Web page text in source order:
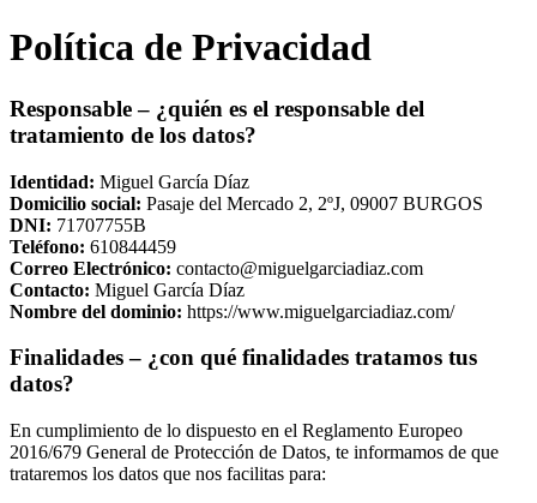
Política de Privacidad
Responsable – ¿quién es el responsable del
tratamiento de los datos?
Identidad: Miguel García Díaz
Domicilio social: Pasaje del Mercado 2, 2ºJ, 09007 BURGOS
DNI: 71707755B
Teléfono: 610844459
Correo Electrónico: contacto@miguelgarciadiaz.com
Contacto: Miguel García Díaz
Nombre del dominio: https://www.miguelgarciadiaz.com/
Finalidades – ¿con qué finalidades tratamos tus
datos?
En cumplimiento de lo dispuesto en el Reglamento Europeo
2016/679 General de Protección de Datos, te informamos de que
trataremos los datos que nos facilitas para: